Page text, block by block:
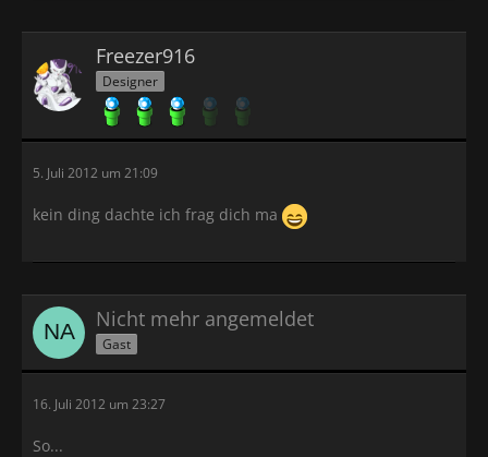
Freezer916
Designer
5. Juli 2012 um 21:09
kein ding dachte ich frag dich ma
Nicht mehr angemeldet
Gast
16. Juli 2012 um 23:27
So...